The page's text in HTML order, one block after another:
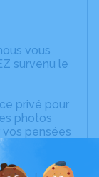
vous
survenu le
privé pour
photos
pensées
endroit
la